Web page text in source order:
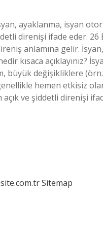
ayaklanma, isyan
direnişi ifade eder.
anlamına gelir.
kısaca açıklayınız?
büyük değişikliklere
hemen etkisiz
açık ve şiddetli direnişi
Sitemap